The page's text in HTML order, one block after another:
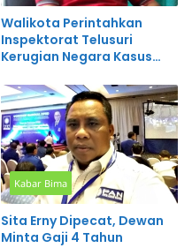
Walikota Perintahkan
Inspektorat Telusuri
Kerugian Negara Kasus
Kabar Bima
Sita Erny Dipecat, Dewan
Minta Gaji 4 Tahun